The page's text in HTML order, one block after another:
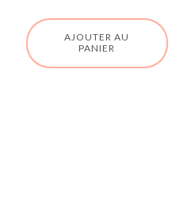
AJOUTER AU
PANIER